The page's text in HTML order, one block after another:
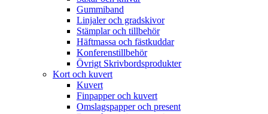
Gummiband
Linjaler och gradskivor
Stämplar och tillbehör
Häftmassa och fästkuddar
Konferenstillbehör
Övrigt Skrivbordsprodukter
Kort och kuvert
Kuvert
Finpapper och kuvert
Omslagspapper och present